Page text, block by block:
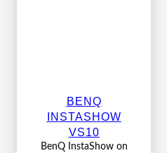
BENQ
INSTASHOW
VS10
BenQ InstaShow on